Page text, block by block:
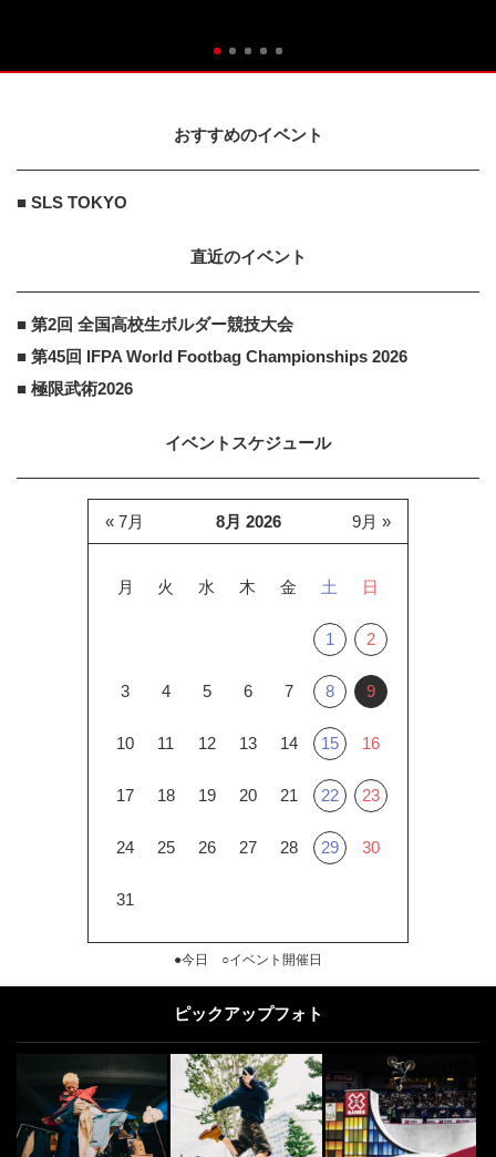
おすすめのイベント
■ SLS TOKYO
直近のイベント
■ 第2回 全国高校生ボルダー競技大会
■ 第45回 IFPA World Footbag Championships 2026
■ 極限武術2026
イベントスケジュール
8月 2026
月 火 水 木 金 土 日
1 2
3 4 5 6 7 8 9
10 11 12 13 14 15 16
17 18 19 20 21 22 23
24 25 26 27 28 29 30
31
« 7月 9月 »
●今日 ○イベント開催日
ピックアップフォト